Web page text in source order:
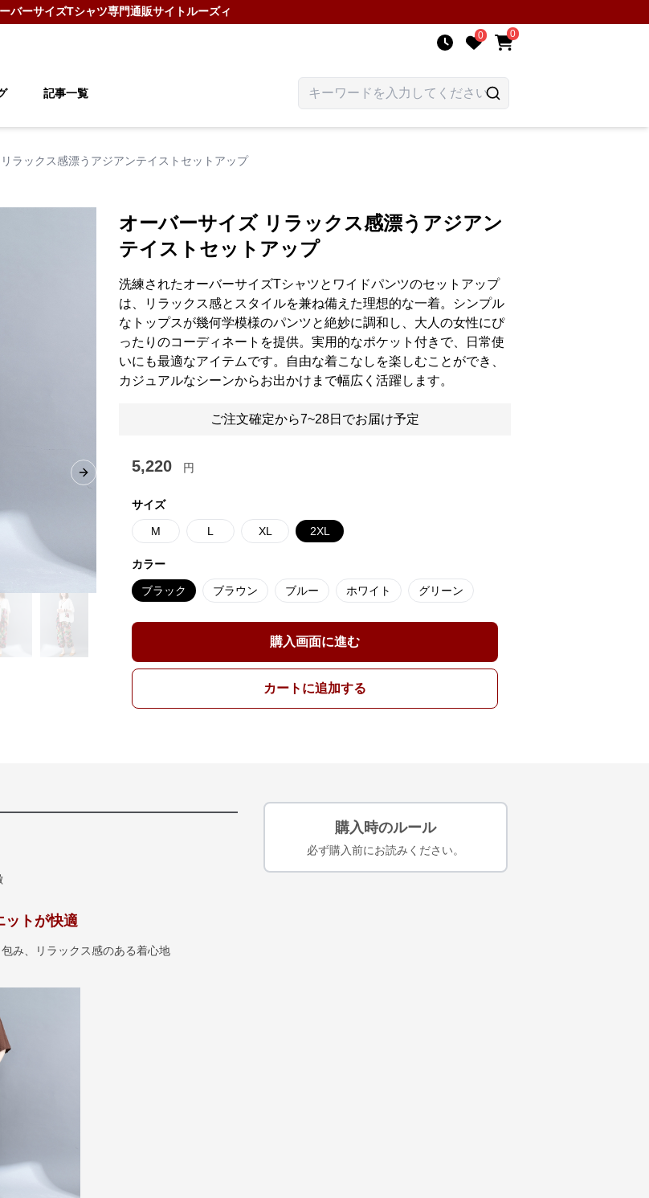
バーサイズTシャツ専門通販サイトルーズィ
0 0
記事一覧
ラックス感漂うアジアンテイストセットアップ
Next slide
オーバーサイズ リラックス感漂うアジアン
テイストセットアップ
洗練されたオーバーサイズTシャツとワイドパンツのセットアップ
は、リラックス感とスタイルを兼ね備えた理想的な一着。シンプル
なトップスが幾何学模様のパンツと絶妙に調和し、大人の女性にぴ
ったりのコーディネートを提供。実用的なポケット付きで、日常使
いにも最適なアイテムです。自由な着こなしを楽しむことができ、
カジュアルなシーンからお出かけまで幅広く活躍します。
ご注文確定から7~28日でお届け予定
5,220 円
サイズ
M L XL 2XL
カラー
ブラック ブラウン ブルー ホワイト グリーン
購入画面に進む
カートに追加する
ットが快適
み、リラックス感のある着心地
購入時のルール
必ず購入前にお読みください。